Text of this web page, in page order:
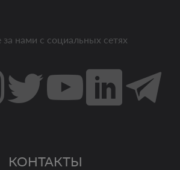
за нами с социальных сетях
КОНТАКТЫ